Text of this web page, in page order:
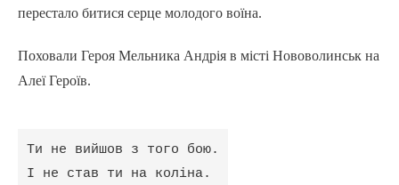
перестало битися серце молодого воїна.
Поховали Героя Мельника Андрія в місті Нововолинськ на
Алеї Героїв.
Ти не вийшов з того бою.
І не став ти на коліна.